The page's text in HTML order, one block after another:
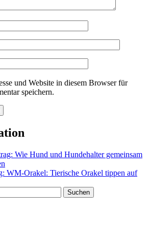
und Website in diesem Browser für
speichern.
Wie Hund und Hundehalter gemeinsam
WM-Orakel: Tierische Orakel tippen auf
Suchen